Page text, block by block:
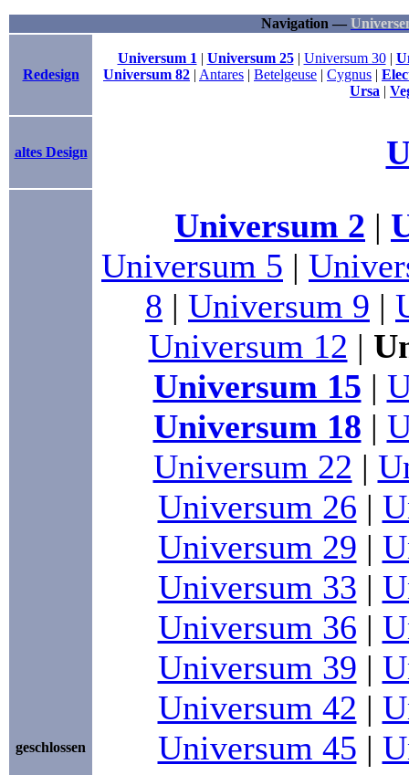
Navigation —
Redesign
Universum 1 | Universum 25| Universum 30|
Universum 82 | Antares | Betelgeuse | Cygnus |
Ursa |
altes Design
geschlossen
Universum 2 |
Universum 5 |
8 | Universum 9 |
Universum 12 |
Universum 15 |
Universum 18 |
Universum 22 |
Universum 26 |
Universum 29 |
Universum 33 |
Universum 36 |
Universum 39 |
Universum 42 |
Universum 45 |